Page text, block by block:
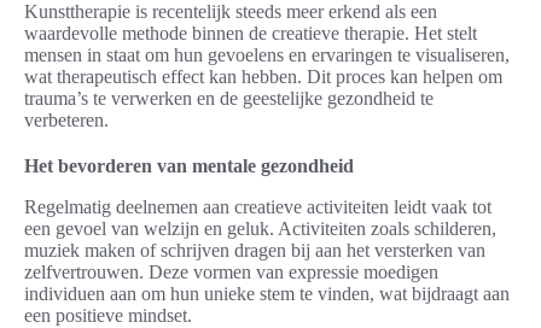
Kunsttherapie is recentelijk steeds meer erkend als een
waardevolle methode binnen de creatieve therapie. Het stelt
mensen in staat om hun gevoelens en ervaringen te visualiseren,
wat therapeutisch effect kan hebben. Dit proces kan helpen om
trauma’s te verwerken en de geestelijke gezondheid te
verbeteren.
Het bevorderen van mentale gezondheid
Regelmatig deelnemen aan creatieve activiteiten leidt vaak tot
een gevoel van welzijn en geluk. Activiteiten zoals schilderen,
muziek maken of schrijven dragen bij aan het versterken van
zelfvertrouwen. Deze vormen van expressie moedigen
individuen aan om hun unieke stem te vinden, wat bijdraagt aan
een positieve mindset.